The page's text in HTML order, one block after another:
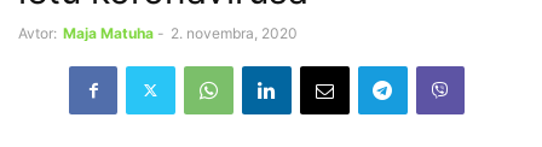
Avtor: Maja Matuha - 2. novembra, 2020